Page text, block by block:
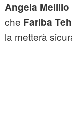
Angela
che Fariba
la metterà